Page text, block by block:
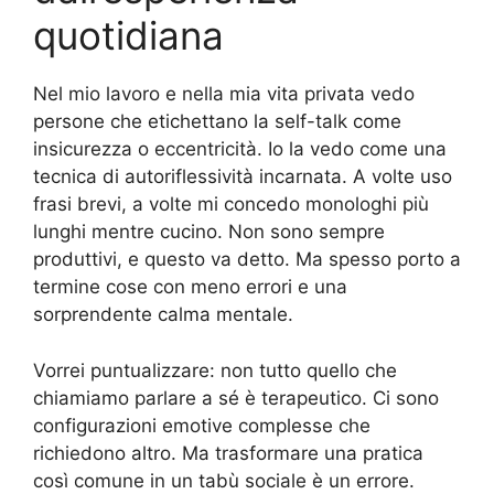
quotidiana
Nel mio lavoro e nella mia vita privata vedo
persone che etichettano la self-talk come
insicurezza o eccentricità. Io la vedo come una
tecnica di autoriflessività incarnata. A volte uso
frasi brevi, a volte mi concedo monologhi più
lunghi mentre cucino. Non sono sempre
produttivi, e questo va detto. Ma spesso porto a
termine cose con meno errori e una
sorprendente calma mentale.
Vorrei puntualizzare: non tutto quello che
chiamiamo parlare a sé è terapeutico. Ci sono
configurazioni emotive complesse che
richiedono altro. Ma trasformare una pratica
così comune in un tabù sociale è un errore.